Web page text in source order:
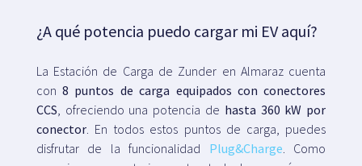
¿A qué potencia puedo cargar mi EV aquí?
La Estación de Carga de Zunder en Almaraz cuenta
con8 puntos de carga equipados con conectores
CCS , ofreciendo una potencia de hasta 360 kW por
conector. En todos estos puntos de carga, puedes
disfrutar de la funcionalidad Plug&Charge . Como